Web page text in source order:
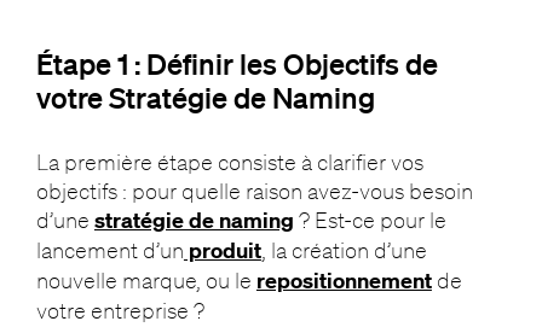
Étape 1 : Définir les Objectifs de
votre Stratégie de Naming
La première étape consiste à clarifier vos
objectifs : pour quelle raison avez-vous besoin
d’une stratégie de naming ? Est-ce pour le
lancement d’un produit, la création d’une
nouvelle marque, ou le repositionnementde
votre entreprise ?